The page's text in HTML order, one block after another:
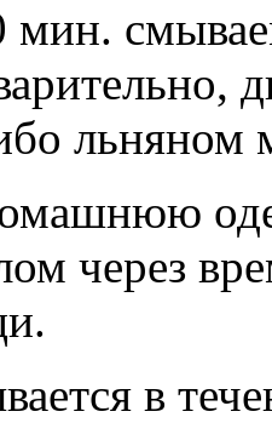
мин.
льняном
через
в